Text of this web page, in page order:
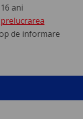
ani
prelucrarea
de informare